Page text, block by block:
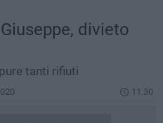
divieto
tanti rifiuti
11.30